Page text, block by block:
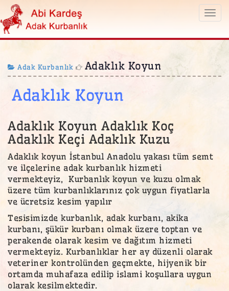
Adak Kurbanlık Adaklık Koyun
Adaklık Koyun
Adaklık Koyun Adaklık Koç
Adaklık Keçi Adaklık Kuzu
Adaklık koyun İstanbul Anadolu yakası tüm semt
ve ilçelerine adak kurbanlık hizmeti
vermekteyiz, Kurbanlık koyun ve kuzu olmak
üzere tüm kurbanlıklarınız çok uygun fiyatlarla
ve ücretsiz kesim yapılır
Tesisimizde kurbanlık, adak kurbanı, akika
kurbanı, şükür kurbanı olmak üzere toptan ve
perakende olarak kesim ve dağıtım hizmeti
vermekteyiz. Kurbanlıklar her ay düzenli olarak
veteriner kontrolünden geçmekte, hijyenik bir
ortamda muhafaza edilip islami koşullara uygun
olarak kesilmektedir.